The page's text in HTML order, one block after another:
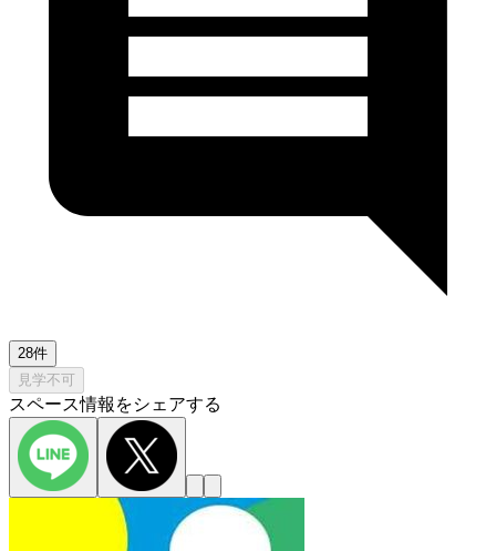
28件
見学不可
スペース情報をシェアする